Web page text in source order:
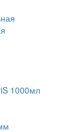
1000мл